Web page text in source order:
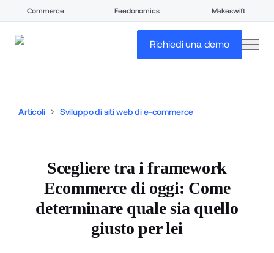
Commerce Feedonomics Makeswift
Richiedi una demo
Articoli Sviluppo di siti web di e-commerce
Scegliere tra i framework
Ecommerce di oggi: Come
determinare quale sia quello
giusto per lei